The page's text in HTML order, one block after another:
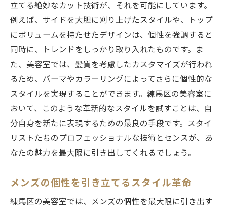
立てる絶妙なカット技術が、それを可能にしています。
例えば、サイドを大胆に刈り上げたスタイルや、トップ
にボリュームを持たせたデザインは、個性を強調すると
同時に、トレンドをしっかり取り入れたものです。ま
た、美容室では、髪質を考慮したカスタマイズが行われ
るため、パーマやカラーリングによってさらに個性的な
スタイルを実現することができます。練馬区の美容室に
おいて、このような革新的なスタイルを試すことは、自
分自身を新たに表現するための最良の手段です。スタイ
リストたちのプロフェッショナルな技術とセンスが、あ
なたの魅力を最大限に引き出してくれるでしょう。
メンズの個性を引き立てるスタイル革命
練馬区の美容室では、メンズの個性を最大限に引き出す